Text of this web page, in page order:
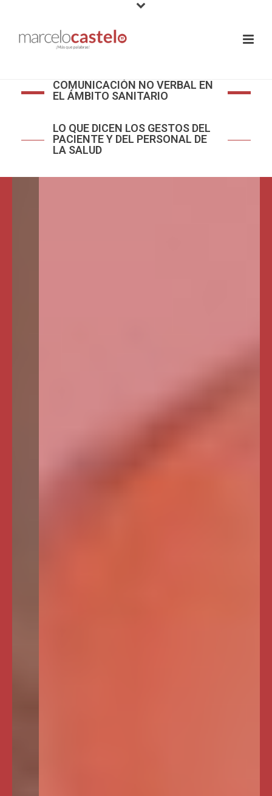
COMUNICACIÓN NO VERBAL EN
EL ÁMBITO SANITARIO
LO QUE DICEN LOS GESTOS DEL
PACIENTE Y DEL PERSONAL DE
LA SALUD